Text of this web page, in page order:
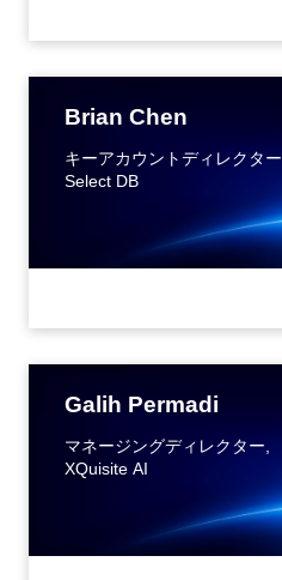
Brian Chen
キーアカウントディレクター,
Select DB
Galih Permadi
マネージングディレクター,
XQuisite AI